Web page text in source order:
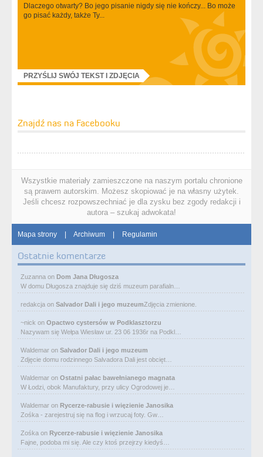
Dlaczego otwarty? Bo jego pisanie nigdy się nie kończy... Bo może
go pisać każdy, także Ty...
PRZYŚLIJ SWÓJ TEKST I ZDJĘCIA
Znajdź nas na Facebooku
Wszystkie materiały zamieszczone na naszym portalu chronione
są prawem autorskim. Możesz skopiować je na własny użytek.
Jeśli chcesz rozpowszechniać je dla zysku bez zgody redakcji i
autora – szukaj adwokata!
Mapa strony | Archiwum | Regulamin
Ostatnie komentarze
Zuzanna on Dom Jana Długosza
W domu Długosza znajduje się dziś muzeum parafialn…
redakcja on Salvador Dali i jego muzeumZdjęcia zmienione.
~nick on Opactwo cystersów w Podklasztorzu
Nazywam się Wełpa Wiesław ur. 23 06 1936r na Podkl…
Waldemar on Salvador Dali i jego muzeum
Zdjęcie domu rodzinnego Salvadora Dali jest obcięt…
Waldemar on Ostatni pałac bawełnianego magnata
W Łodzi, obok Manufaktury, przy ulicy Ogrodowej je…
Waldemar on Rycerze-rabusie i więzienie Janosika
Zośka - zarejestruj się na flog i wrzucaj foty. Gw…
Zośka on Rycerze-rabusie i więzienie Janosika
Fajne, podoba mi się. Ale czy ktoś przejrzy kiedyś…